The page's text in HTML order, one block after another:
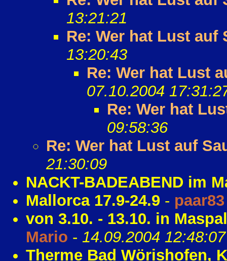
13:21:21
Re: Wer hat Lust auf
13:20:43
Re: Wer hat Lust
07.10.2004
Re: Wer hat
09:58:36
Re: Wer hat Lust auf
21:30:09
NACKT-BADEABEND im
Mallorca 17.9-24.9 - paar83
von 3.10. - 13.10. in
Mario - 14.09.2004 12:48:07
Therme Bad Wörishofen,